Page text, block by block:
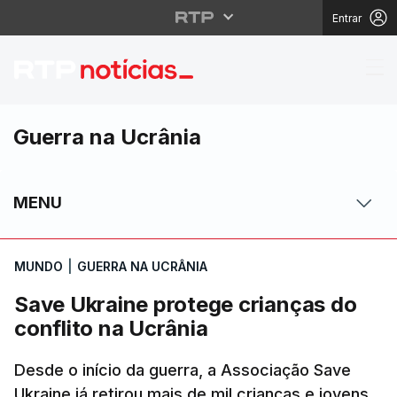
Entrar
Save Ukraine
Guerra na Ucrânia
MENU
MUNDO GUERRA NA UCRÂNIA
Save Ukraine protege crianças do
conflito na Ucrânia
Desde o início da guerra, a Associação Save